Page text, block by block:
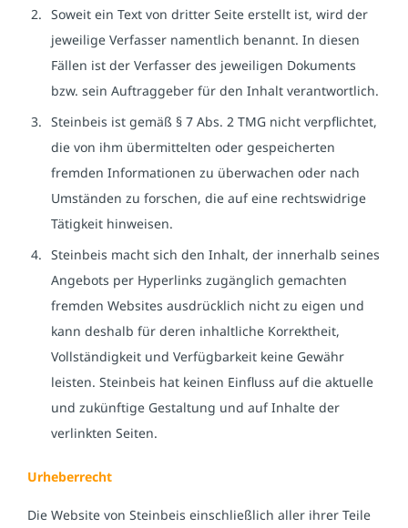
Soweit ein Text von dritter Seite erstellt ist, wird der
jeweilige Verfasser namentlich benannt. In diesen
Fällen ist der Verfasser des jeweiligen Dokuments
bzw. sein Auftraggeber für den Inhalt verantwortlich.
Steinbeis ist gemäß § 7 Abs. 2 TMG nicht verpflichtet,
die von ihm übermittelten oder gespeicherten
fremden Informationen zu überwachen oder nach
Umständen zu forschen, die auf eine rechtswidrige
Tätigkeit hinweisen.
Steinbeis macht sich den Inhalt, der innerhalb seines
Angebots per Hyperlinks zugänglich gemachten
fremden Websites ausdrücklich nicht zu eigen und
kann deshalb für deren inhaltliche Korrektheit,
Vollständigkeit und Verfügbarkeit keine Gewähr
leisten. Steinbeis hat keinen Einfluss auf die aktuelle
und zukünftige Gestaltung und auf Inhalte der
verlinkten Seiten.
Urheberrecht
Die Website von Steinbeis einschließlich aller ihrer Teile